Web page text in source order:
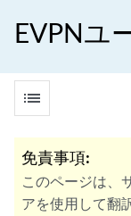
EVPNユ
list
免責事項:
このページは、
アを使用して翻